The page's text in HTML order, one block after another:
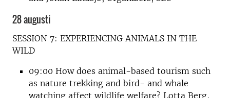
28 augusti
SESSION 7: EXPERIENCING ANIMALS IN THE
WILD
09:00 How does animal-based tourism such
as nature trekking and bird- and whale
watching affect wildlife welfare? Lotta Berg,